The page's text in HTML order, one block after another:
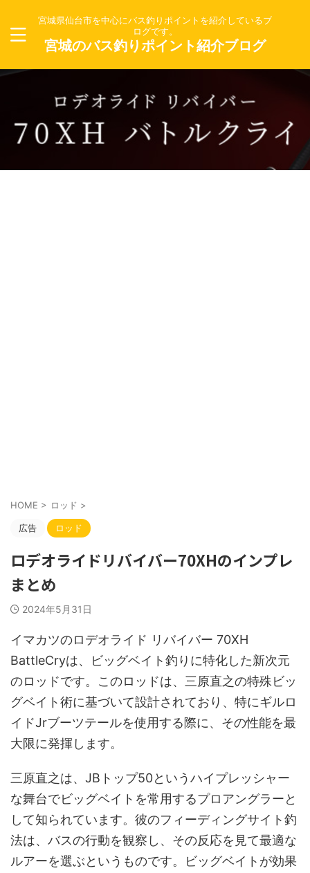
宮城県仙台市を中心にバス釣りポイントを紹介しているブ
ログです。
宮城のバス釣りポイント紹介ブログ
HOME > ロッド >
広告 ロッド
ロデオライドリバイバー70XHのインプレ
まとめ
2024年5月31日
イマカツのロデオライド リバイバー 70XH
BattleCryは、ビッグベイト釣りに特化した新次元
のロッドです。このロッドは、三原直之の特殊ビッ
グベイト術に基づいて設計されており、特にギルロ
イドJrブーツテールを使用する際に、その性能を最
大限に発揮します。
三原直之は、JBトップ50というハイプレッシャー
な舞台でビッグベイトを常用するプロアングラーと
して知られています。彼のフィーディングサイト釣
法は、バスの行動を観察し、その反応を見て最適な
ルアーを選ぶというものです。ビッグベイトが効果